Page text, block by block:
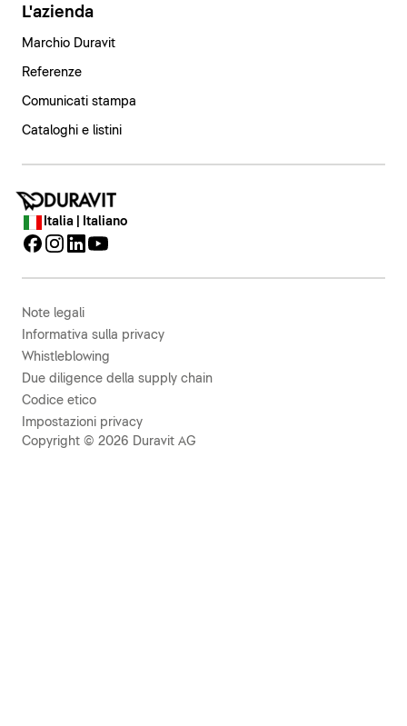
L'azienda
Marchio Duravit
Referenze
Comunicati stampa
Cataloghi e listini
Italia | Italiano
Note legali
Informativa sulla privacy
Whistleblowing
Due diligence della supply chain
Codice etico
Impostazioni privacy
Copyright © 2026 Duravit AG